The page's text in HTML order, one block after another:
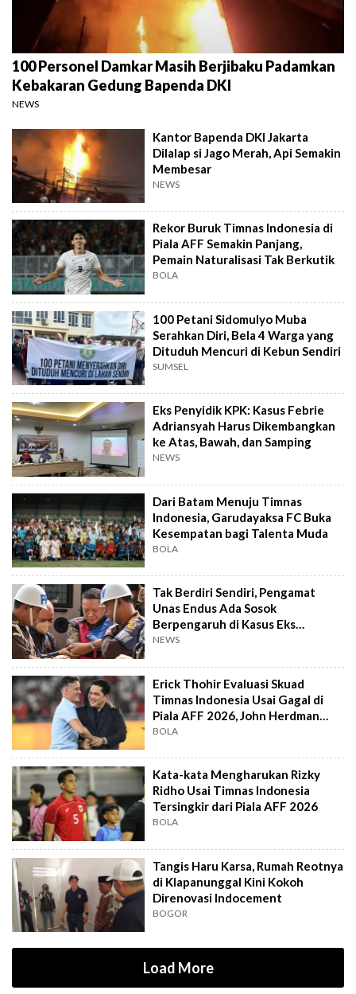
100 Personel Damkar Masih Berjibaku Padamkan
Kebakaran Gedung Bapenda DKI
NEWS
Kantor Bapenda DKI Jakarta
Dilalap si Jago Merah, Api Semakin
Membesar
NEWS
Rekor Buruk Timnas Indonesia di
Piala AFF Semakin Panjang,
Pemain Naturalisasi Tak Berkutik
BOLA
100 Petani Sidomulyo Muba
Serahkan Diri, Bela 4 Warga yang
Dituduh Mencuri di Kebun Sendiri
SUMSEL
Eks Penyidik KPK: Kasus Febrie
Adriansyah Harus Dikembangkan
ke Atas, Bawah, dan Samping
NEWS
Dari Batam Menuju Timnas
Indonesia, Garudayaksa FC Buka
Kesempatan bagi Talenta Muda
BOLA
Tak Berdiri Sendiri, Pengamat
Unas Endus Ada Sosok
Berpengaruh di Kasus Eks
Jampidsus
NEWS
Erick Thohir Evaluasi Skuad
Timnas Indonesia Usai Gagal di
Piala AFF 2026, John Herdman
Out?
BOLA
Kata-kata Mengharukan Rizky
Ridho Usai Timnas Indonesia
Tersingkir dari Piala AFF 2026
BOLA
Tangis Haru Karsa, Rumah Reotnya
di Klapanunggal Kini Kokoh
Direnovasi Indocement
BOGOR
Load More